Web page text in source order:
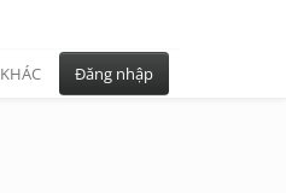
KHÁC Đăng nhập